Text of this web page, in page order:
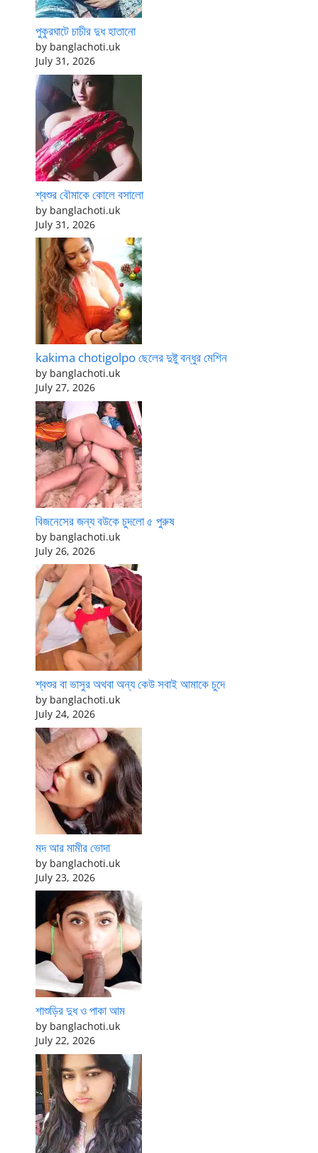
পুকুরঘাটে চাচীর দুধ হাতানো
by banglachoti.uk
July 31, 2026
শ্বশুর বৌমাকে কোলে বসালো
by banglachoti.uk
July 31, 2026
kakima chotigolpo ছেলের দুষ্টু বন্ধুর মেশিন
by banglachoti.uk
July 27, 2026
বিজনেসের জন্য বউকে চুদলো ৫ পুরুষ
by banglachoti.uk
July 26, 2026
শ্বশুর বা ভাসুর অথবা অন্য কেউ সবাই আমাকে চুদে
by banglachoti.uk
July 24, 2026
মদ আর মামীর ভোদা
by banglachoti.uk
July 23, 2026
শাশুড়ির দুধ ও পাকা আম
by banglachoti.uk
July 22, 2026